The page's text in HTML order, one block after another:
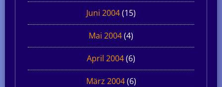
Juni 2004(15)
Mai 2004(4)
April 2004(6)
März 2004(6)